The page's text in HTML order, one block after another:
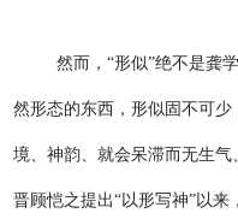
然而，“形似”绝不是龚
然形态的东西，形似固不可
境、神韵、就会呆滞而无生
晋顾恺之提出“以形写神”以